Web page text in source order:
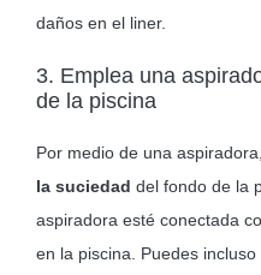
daños en el liner.
3. Emplea una
de la piscina
Por medio de una
la suciedad del fondo de la
aspiradora esté conectada
en la piscina. Puedes